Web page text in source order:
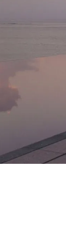
、インフィニティ